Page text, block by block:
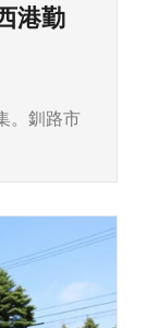
港勤
。釧路市